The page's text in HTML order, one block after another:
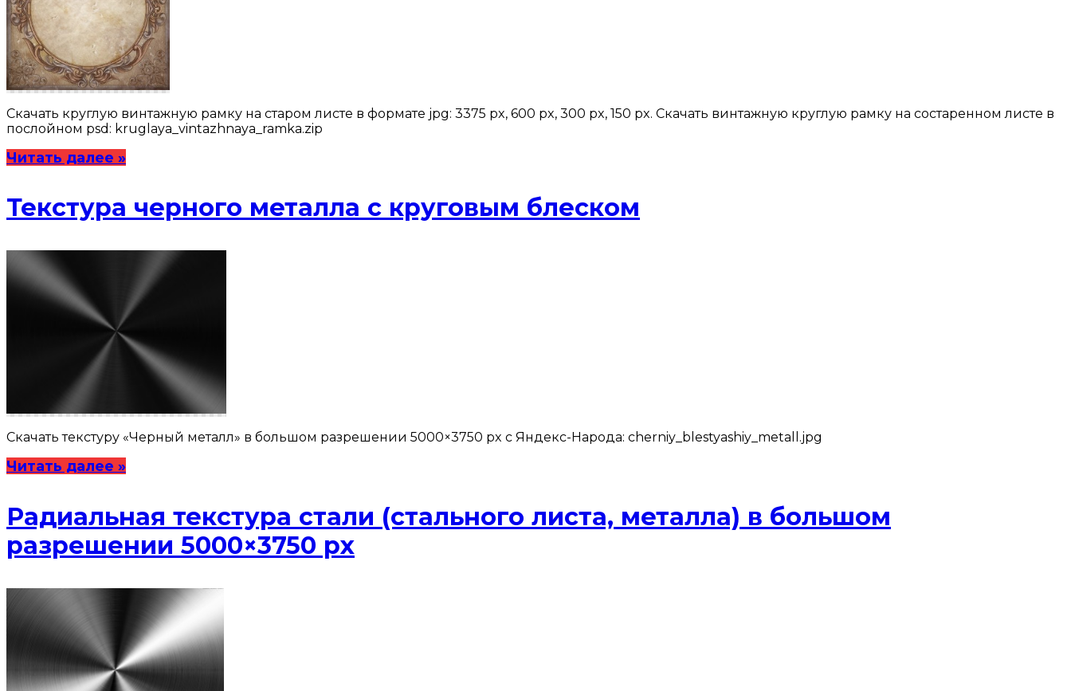
Скачать круглую винтажную рамку на старом листе в формате jpg: 3375 px, 600 px, 300 px, 150 px. Скачать винтажную круглую рамку на состаренном листе в
послойном psd: kruglaya_vintazhnaya_ramka.zip
Читать далее »
Текстура черного металла с круговым блеском
Скачать текстуру «Черный металл» в большом разрешении 5000×3750 px с Яндекс-Народа: cherniy_blestyashiy_metall.jpg
Читать далее »
Радиальная текстура стали (стального листа, металла) в большом
разрешении 5000×3750 px